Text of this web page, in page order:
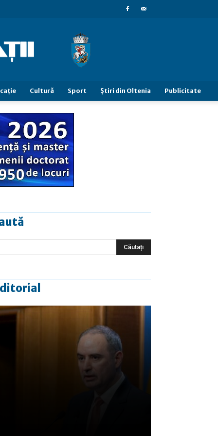
Cultură Sport Știri din Oltenia Publicitate